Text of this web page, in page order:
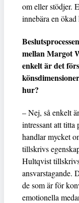
om eller stödjer.
innebära en
mellan Margot
enkelt är det
hur?
– Nej, så enkelt
intressant att titta
handlar mycket
tillskrivs
Hultqvist
ansvarstagande.
de som är för
emotionella